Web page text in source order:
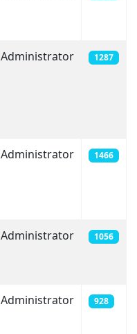
Administrator 1287
Administrator 1466
Administrator 1056
Administrator 928